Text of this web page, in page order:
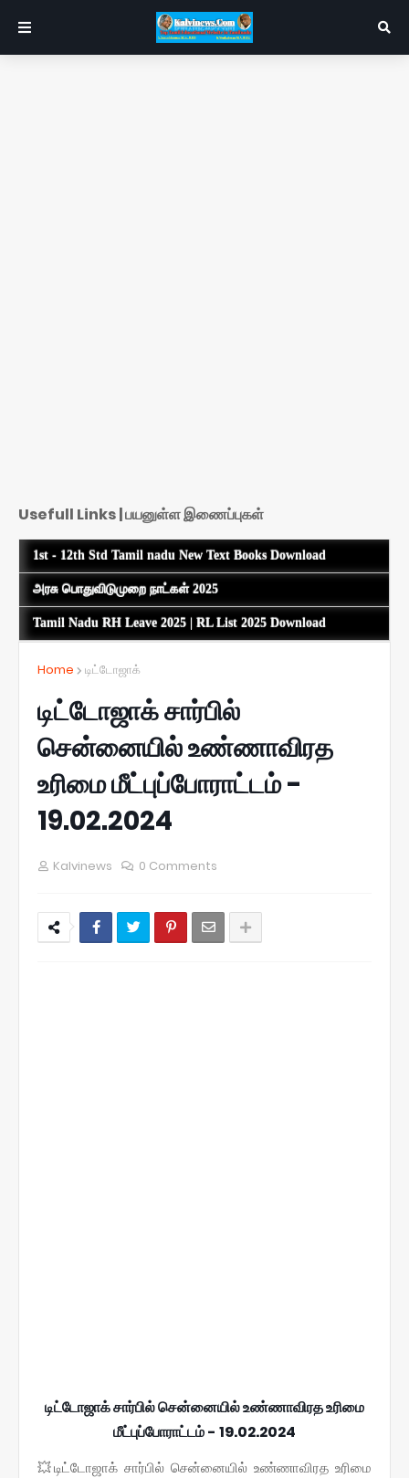
Usefull Links | பயனுள்ள இணைப்புகள்
1st - 12th Std Tamil nadu New Text Books Download
அரசு பொதுவிடுமுறை நாட்கள் 2025
Tamil Nadu RH Leave 2025 | RL List 2025 Download
Home டிட்டோஜாக்
டிட்டோஜாக் சார்பில்
சென்னையில் உண்ணாவிரத
உரிமை மீட்புப்போராட்டம் -
19.02.2024
Kalvinews 0 Comments
டிட்டோஜாக் சார்பில் சென்னையில் உண்ணாவிரத உரிமை
மீட்புப்போராட்டம் - 19.02.2024
💥டிட்டோஜாக் சார்பில் சென்னையில் உண்ணாவிரத உரிமை